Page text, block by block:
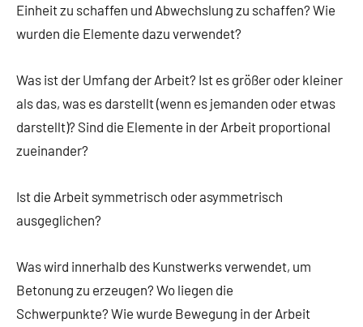
Einheit zu schaffen und Abwechslung zu schaffen? Wie
wurden die Elemente dazu verwendet?
Was ist der Umfang der Arbeit? Ist es größer oder kleiner
als das, was es darstellt (wenn es jemanden oder etwas
darstellt)? Sind die Elemente in der Arbeit proportional
zueinander?
Ist die Arbeit symmetrisch oder asymmetrisch
ausgeglichen?
Was wird innerhalb des Kunstwerks verwendet, um
Betonung zu erzeugen? Wo liegen die
Schwerpunkte? Wie wurde Bewegung in der Arbeit